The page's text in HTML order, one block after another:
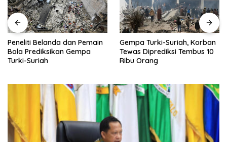
Peneliti Belanda dan Pemain
Bola Prediksikan Gempa
Turki-Suriah
Gempa Turki-Suriah, Korban
Tewas Diprediksi Tembus 10
Ribu Orang